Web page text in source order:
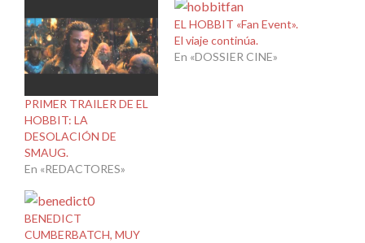
PRIMER TRAILER DE EL
HOBBIT: LA
DESOLACIÓN DE
SMAUG.
En «REDACTORES»
EL HOBBIT «Fan Event».
El viaje continúa.
En «DOSSIER CINE»
BENEDICT
CUMBERBATCH, MUY